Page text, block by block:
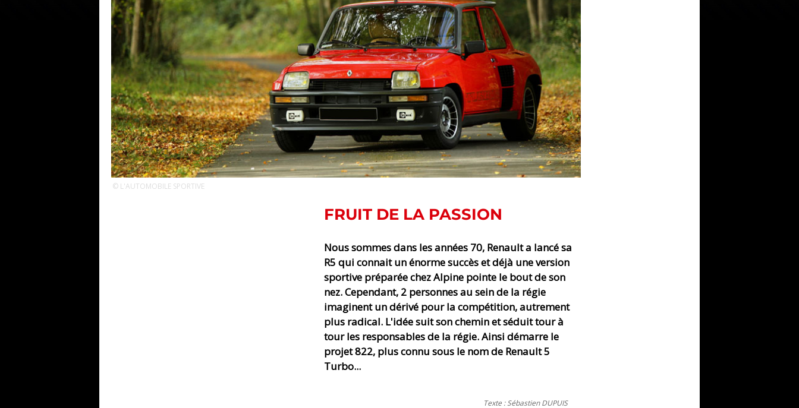
© L'AUTOMOBILE SPORTIVE
FRUIT DE LA PASSION
Nous sommes dans les années 70, Renault a lancé sa
R5 qui connait un énorme succès et déjà une version
sportive préparée chez Alpine pointe le bout de son
nez. Cependant, 2 personnes au sein de la régie
imaginent un dérivé pour la compétition, autrement
plus radical. L'idée suit son chemin et séduit tour à
tour les responsables de la régie. Ainsi démarre le
projet 822, plus connu sous le nom de Renault 5
Turbo...
Texte : Sébastien DUPUIS